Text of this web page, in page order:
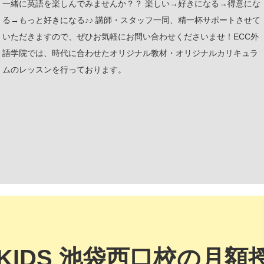
一緒に英語を楽しんでみませんか？？ 楽しい→好きになる→得意にな
る→もっと好きになる♪♪ 講師・スタッフ一同、精一杯サポートさせて
いただきますので、ぜひお気軽にお問い合わせくださいませ！ECC外
語学院では、時代に合わせたオリジナル教材・オリジナルカリキュラ
ムのレッスンを行っております。
池袋西口校の月額